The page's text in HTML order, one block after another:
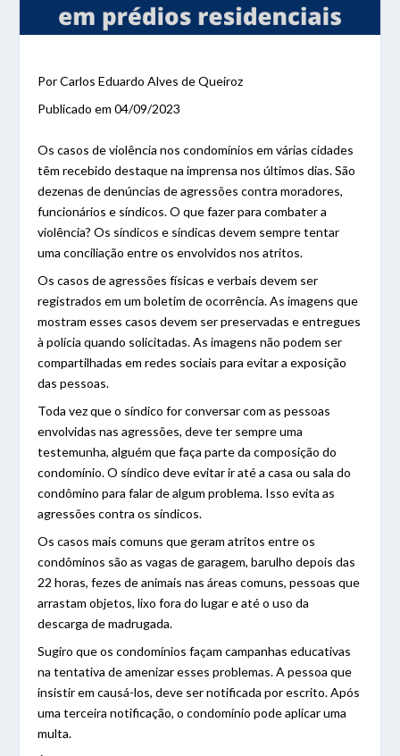
Por Carlos Eduardo Alves de Queiroz
Publicado em 04/09/2023
Os casos de violência nos condomínios em várias cidades
têm recebido destaque na imprensa nos últimos dias. São
dezenas de denúncias de agressões contra moradores,
funcionários e síndicos. O que fazer para combater a
violência? Os síndicos e síndicas devem sempre tentar
uma conciliação entre os envolvidos nos atritos.
Os casos de agressões físicas e verbais devem ser
registrados em um boletim de ocorrência. As imagens que
mostram esses casos devem ser preservadas e entregues
à polícia quando solicitadas. As imagens não podem ser
compartilhadas em redes sociais para evitar a exposição
das pessoas.
Toda vez que o síndico for conversar com as pessoas
envolvidas nas agressões, deve ter sempre uma
testemunha, alguém que faça parte da composição do
condomínio. O síndico deve evitar ir até a casa ou sala do
condômino para falar de algum problema. Isso evita as
agressões contra os síndicos.
Os casos mais comuns que geram atritos entre os
condôminos são as vagas de garagem, barulho depois das
22 horas, fezes de animais nas áreas comuns, pessoas que
arrastam objetos, lixo fora do lugar e até o uso da
descarga de madrugada.
Sugiro que os condomínios façam campanhas educativas
na tentativa de amenizar esses problemas. A pessoa que
insistir em causá-los, deve ser notificada por escrito. Após
uma terceira notificação, o condomínio pode aplicar uma
multa.